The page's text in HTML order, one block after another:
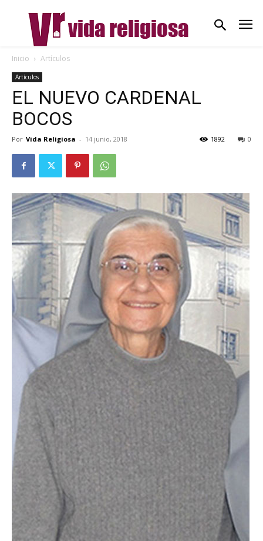
Inicio Artículos
Artículos
EL NUEVO CARDENAL
BOCOS
Por Vida Religiosa - 14 junio, 2018 0
1892